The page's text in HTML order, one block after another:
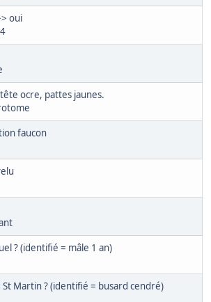
oui
ocre, pattes jaunes.
faucon
? (identifié = mâle 1 an)
Martin ? (identifié = busard cendré)